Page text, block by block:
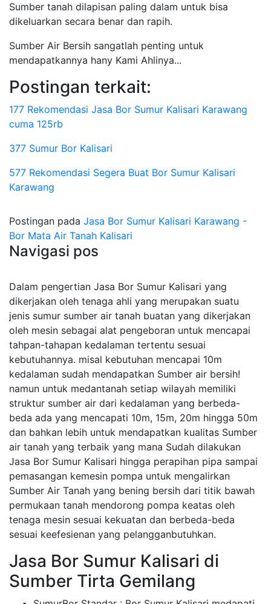
Sumber tanah dilapisan paling dalam untuk bisa
dikeluarkan secara benar dan rapih.
Sumber Air Bersih sangatlah penting untuk
mendapatkannya hany Kami Ahlinya...
Postingan terkait:
177 Rekomendasi Jasa Bor Sumur Kalisari Karawang
cuma 125rb
377 Sumur Bor Kalisari
577 Rekomendasi Segera Buat Bor Sumur Kalisari
Karawang
Postingan pada Jasa Bor Sumur Kalisari Karawang -
Bor Mata Air Tanah Kalisari
Navigasi pos
Dalam pengertian Jasa Bor Sumur Kalisari yang
dikerjakan oleh tenaga ahli yang merupakan suatu
jenis sumur sumber air tanah buatan yang dikerjakan
oleh mesin sebagai alat pengeboran untuk mencapai
tahpan-tahapan kedalaman tertentu sesuai
kebutuhannya. misal kebutuhan mencapai 10m
kedalaman sudah mendapatkan Sumber air bersih!
namun untuk medantanah setiap wilayah memiliki
struktur sumber air dari kedalaman yang berbeda-
beda ada yang mencapati 10m, 15m, 20m hingga 50m
dan bahkan lebih untuk mendapatkan kualitas Sumber
air tanah yang terbaik yang mana Sudah dilakukan
Jasa Bor Sumur Kalisari hingga perapihan pipa sampai
pemasangan kemesin pompa untuk mengalirkan
Sumber Air Tanah yang bening bersih dari titik bawah
permukaan tanah mendorong pompa keatas oleh
tenaga mesin sesuai kekuatan dan berbeda-beda
sesuai keefesienan yang pelangganbutuhkan.
Jasa Bor Sumur Kalisari di
Sumber Tirta Gemilang